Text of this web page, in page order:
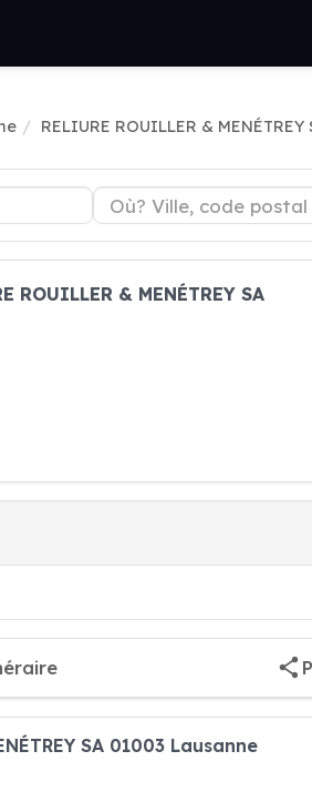
RELIURE ROUILLER & MENÉTREY
& MENÉTREY SA
SA 01003 Lausanne